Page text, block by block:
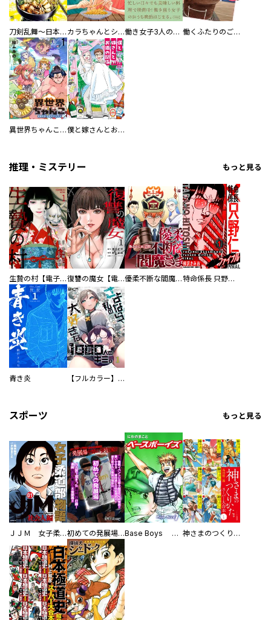
刀剣乱舞～日本号つれづれ酒～ カラちゃんとシトーさんと、 【分冊版】 働き女子3人のおうち晩酌 働くふたりのごほうび飯
異世界ちゃんこ～横綱目前に召喚されたんだが～ 【連載版】 僕と嫁さんとお酒の関係
推理・ミステリー もっと見る
生贄の村【電子単行本版】 復讐の魔女【電子単行本版】 優柔不断な閻魔さま 特命係長 只野仁ファイナル 愛蔵版
青き炎 【フルカラー】さよなら、私の大好きな１０００人のキミ。
スポーツ もっと見る
ＪＪＭ 女子柔道部物語 社会人編 初めての発展場 【白抜き修正版】 Base Boys 新装版 神さまのつくりかた。スーパー大合本